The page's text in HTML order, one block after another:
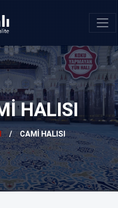
HALISI
/ CAMI HALISI